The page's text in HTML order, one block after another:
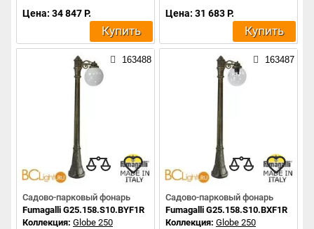
Цена: 34 847 Р.
Купить
Цена: 31 683 Р.
Купить
163488
Садово-парковый фонарь
Fumagalli G25.158.S10.BYF1R
Коллекция: Globe 250
163487
Садово-парковый фонарь
Fumagalli G25.158.S10.BXF1R
Коллекция: Globe 250